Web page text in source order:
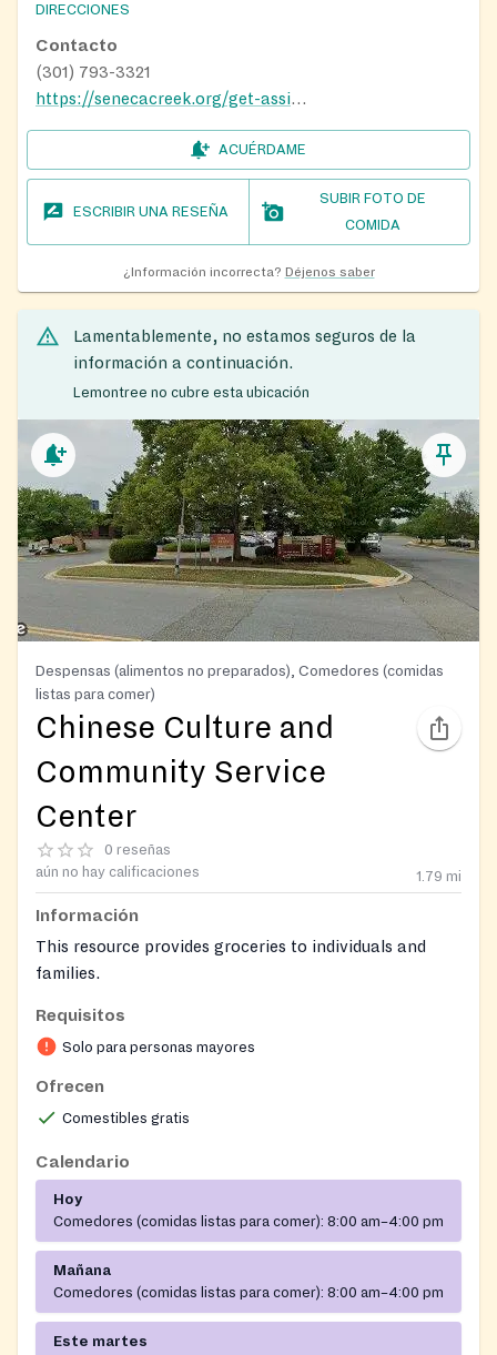
DIRECCIONES
Contacto
(301) 793-3321
https://senecacreek.org/get-assistance/
ACUÉRDAME
ESCRIBIR UNA RESEÑA
SUBIR FOTO DE
COMIDA
¿Información incorrecta? Déjenos saber
Lamentablemente, no estamos seguros de la
información a continuación.
Lemontree no cubre esta ubicación
Despensas (alimentos no preparados), Comedores (comidas
listas para comer)
Chinese Culture and
Community Service
Center
0 reseñas
aún no hay calificaciones
1.79 mi
Información
This resource provides groceries to individuals and
families.
Requisitos
Solo para personas mayores
Ofrecen
Comestibles gratis
Calendario
Hoy
Comedores (comidas listas para comer): 8:00 am–4:00 pm
Mañana
Comedores (comidas listas para comer): 8:00 am–4:00 pm
Este martes